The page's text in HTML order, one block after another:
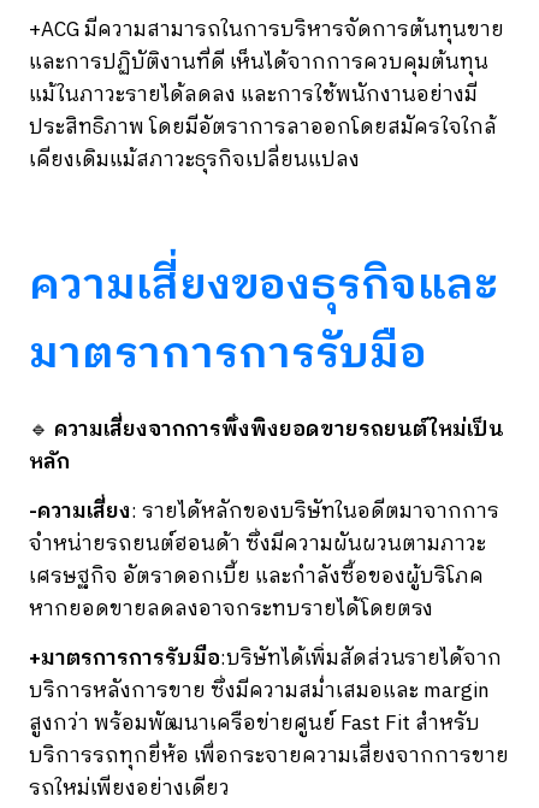
+ACG มีความสามารถในการบริหารจัดการต้นทุนขาย
และการปฏิบัติงานที่ดี เห็นได้จากการควบคุมต้นทุน
แม้ในภาวะรายได้ลดลง และการใช้พนักงานอย่างมี
ประสิทธิภาพ โดยมีอัตราการลาออกโดยสมัครใจใกล้
เคียงเดิมแม้สภาวะธุรกิจเปลี่ยนแปลง
ความเสี่ยงของธุรกิจและ
มาตราการการรับมือ
🔹 ความเสี่ยงจากการพึ่งพิงยอดขายรถยนต์ใหม่เป็น
หลัก
-ความเสี่ยง: รายได้หลักของบริษัทในอดีตมาจากการ
จำหน่ายรถยนต์ฮอนด้า ซึ่งมีความผันผวนตามภาวะ
เศรษฐกิจ อัตราดอกเบี้ย และกำลังซื้อของผู้บริโภค
หากยอดขายลดลงอาจกระทบรายได้โดยตรง
+มาตรการการรับมือ:บริษัทได้เพิ่มสัดส่วนรายได้จาก
บริการหลังการขาย ซึ่งมีความสม่ำเสมอและ margin
สูงกว่า พร้อมพัฒนาเครือข่ายศูนย์ Fast Fit สำหรับ
บริการรถทุกยี่ห้อ เพื่อกระจายความเสี่ยงจากการขาย
รถใหม่เพียงอย่างเดียว